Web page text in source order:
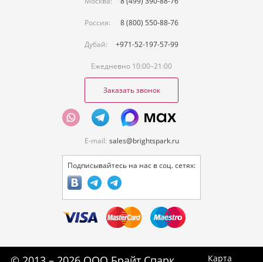
Россия: 8 (800) 550-88-76
Дубай: +971-52-197-57-99
Ежедневно 10:00–21:00
Заказать звонок
E-mail: sales@brightspark.ru
Подписывайтесь на нас в соц. сетях:
Карта